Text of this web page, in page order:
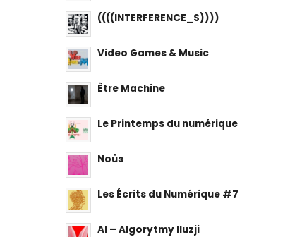
((((INTERFERENCE_S))))
Video Games & Music
Être Machine
Le Printemps du numérique
Noûs
Les Écrits du Numérique #7
AI – Algorytmy Iluzji